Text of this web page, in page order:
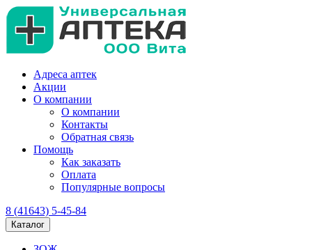
Адреса аптек
Акции
О компании
О компании
Контакты
Обратная связь
Помощь
Как заказать
Оплата
Популярные вопросы
8 (41643) 5-45-84
Каталог